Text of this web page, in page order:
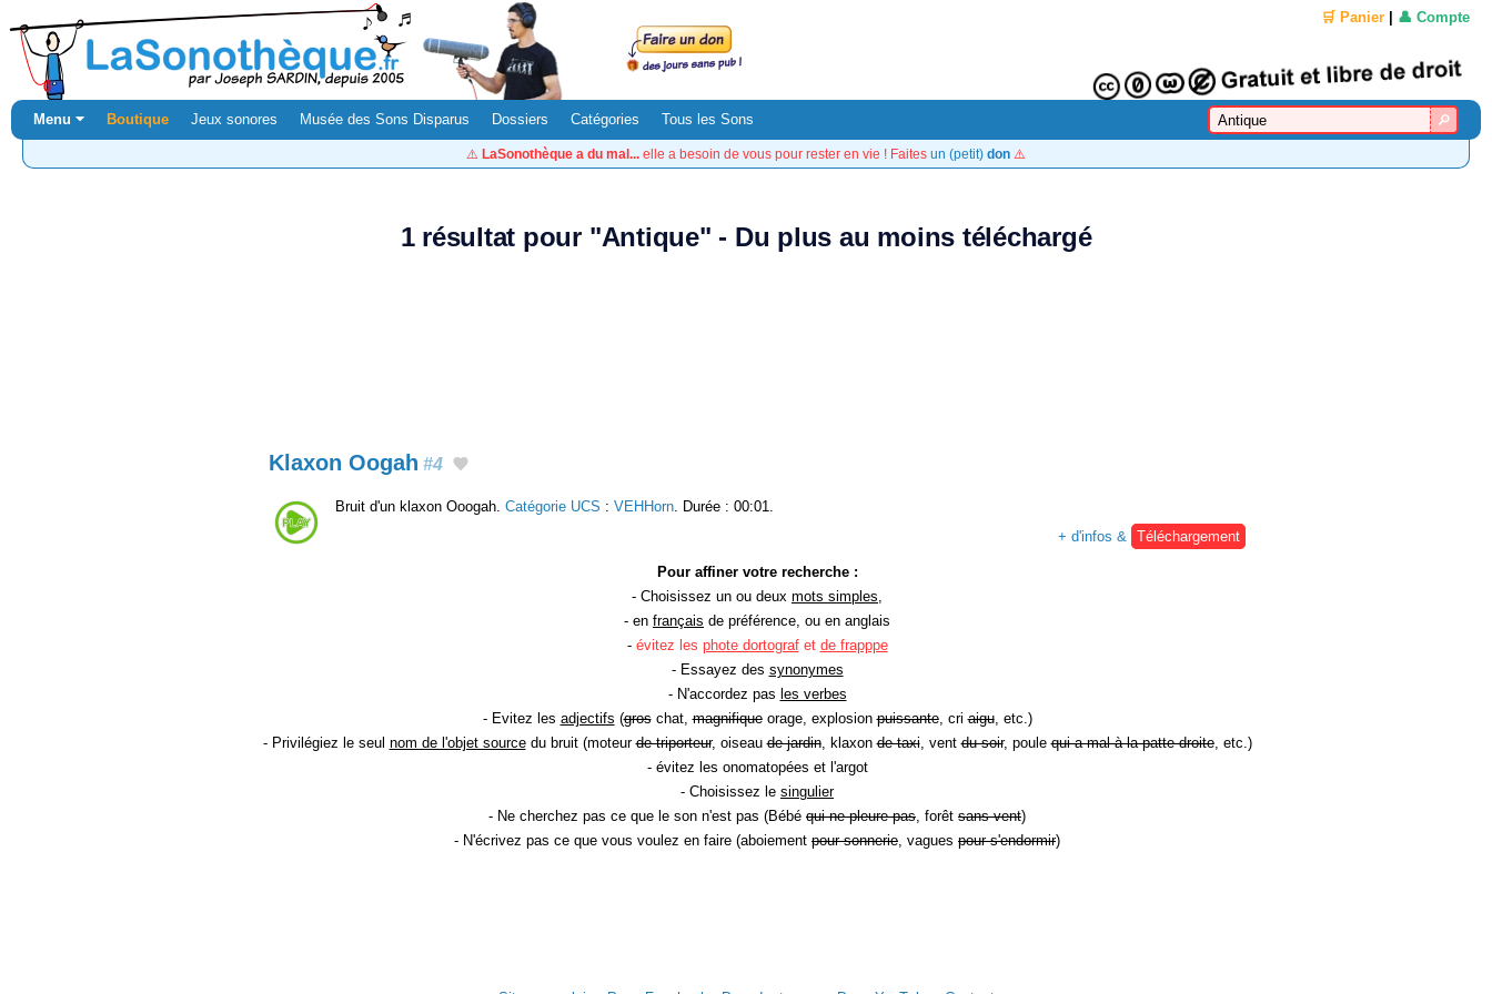
🛒 Panier 👤 Compte
Menu ⏷ Boutique Jeux sonores Musée des Sons Disparus Dossiers Catégories Tous les Sons
⚠️ LaSonothèque a du mal... elle a besoin de vous pour rester en vie ! Faites un (petit) don ⚠️
1 résultat pour "Antique" - Du plus au moins téléchargé
Klaxon Oogah #4
Bruit d'un klaxon Ooogah. Catégorie UCS : VEHHorn . Durée : 00:01.
+ d'infos &
Téléchargement
Pour affiner votre recherche :
- Choisissez un ou deux mots simples
- en français de préférence, ou en anglais
- évitez les phote dortografet de frapppe
- Essayez des synonymes
- N'accordez pas les verbes
- Evitez les adjectifs (groschat,magnifiqueorage, explosionpuissante, criaigu, etc.)
- Privilégiez le seul nom de l'objet sourcedu bruit (moteurde triporteur, oiseaude jardin, klaxonde taxi, ventdu soir, poulequi a mal à la patte droite, etc.)
- évitez les onomatopées et l'argot
- Choisissez le singulier
- Ne cherchez pas ce que le son n'est pas (Bébé qui ne pleure pas , forêt sans vent)
- N'écrivez pas ce que vous voulez en faire (aboiement pour sonnerie , vagues pour s'endormir)